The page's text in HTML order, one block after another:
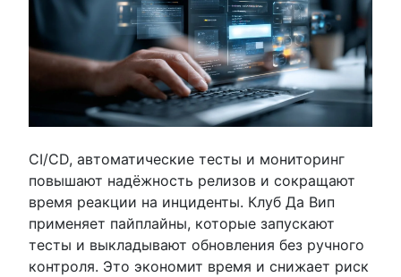
CI/CD, автоматические тесты и мониторинг
повышают надёжность релизов и сокращают
время реакции на инциденты. Клуб Да Вип
применяет пайплайны, которые запускают
тесты и выкладывают обновления без ручного
контроля. Это экономит время и снижает риск